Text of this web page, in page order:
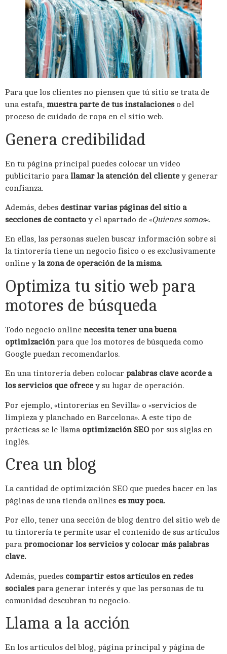
Para que los clientes no piensen que tú sitio se trata de
una estafa, muestra parte de tus instalaciones o del
proceso de cuidado de ropa en el sitio web.
Genera credibilidad
En tu página principal puedes colocar un vídeo
publicitario para llamar la atención del cliente y generar
confianza.
Además, debes destinar varias páginas del sitio a
secciones de contacto y el apartado de «Quienes somos«.
En ellas, las personas suelen buscar información sobre si
la tintorería tiene un negocio físico o es exclusivamente
online y la zona de operación de la misma.
Optimiza tu sitio web para
motores de búsqueda
Todo negocio online necesita tener una buena
optimizaciónpara que los motores de búsqueda como
Google puedan recomendarlos.
En una tintorería deben colocar palabras clave acorde a
los servicios que ofrece y su lugar de operación.
Por ejemplo, «tintorerías en Sevilla» o «servicios de
limpieza y planchado en Barcelona». A este tipo de
prácticas se le llama optimización SEOpor sus siglas en
inglés.
Crea un blog
La cantidad de optimización SEO que puedes hacer en las
páginas de una tienda onlines es muy poca.
Por ello, tener una sección de blog dentro del sitio web de
tu tintorería te permite usar el contenido de sus artículos
parapromocionar los servicios y colocar más palabras
clave.
Además, puedes compartir estos artículos en redes
sociales para generar interés y que las personas de tu
comunidad descubran tu negocio.
Llama a la acción
En los artículos del blog, página principal y página de